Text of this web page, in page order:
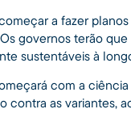
a fazer
governos terão
sustentáveis ​​à
com a
contra as variantes,